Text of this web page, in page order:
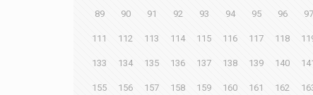
89 90 91 92 93 94 95 96 97
111 112 113 114 115 116 117 118
133 134 135 136 137 138 139 140
155 156 157 158 159 160 161 162